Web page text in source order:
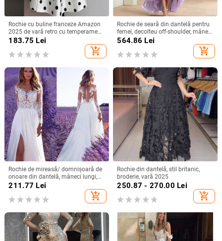
Rochie cu buline franceze Amazon
2025 de vară retro cu temperament
nou, talie subțire, fustă pentru femei
183.75 Lei
add_shopping_cart
Rochie de seară din dantelă pentru
femei, decolteu off-shoulder, mâneci
scurte, croială în A, talie înaltă,
564.86 Lei
add_shopping_cart
Rochie de mireasă/ domnișoară de
onoare din dantelă, mâneci lungi,
decolteu adânc în V, despicare, tren
211.77 Lei
add_shopping_cart
Rochie din dantelă, stil britanic,
broderie, vară 2025
250.87 - 270.00 Lei
add_shopping_cart